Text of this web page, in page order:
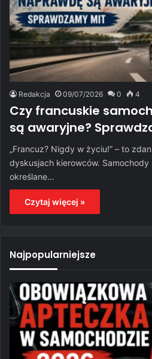
Redakcja 09/07/2026 0 4
Czy francuskie
są awaryjne?
„Francuz? Nigdy w życiu!” – to
dyskusjach kierowców.
określane…
Czytaj więcej »
Najpopularniejsze